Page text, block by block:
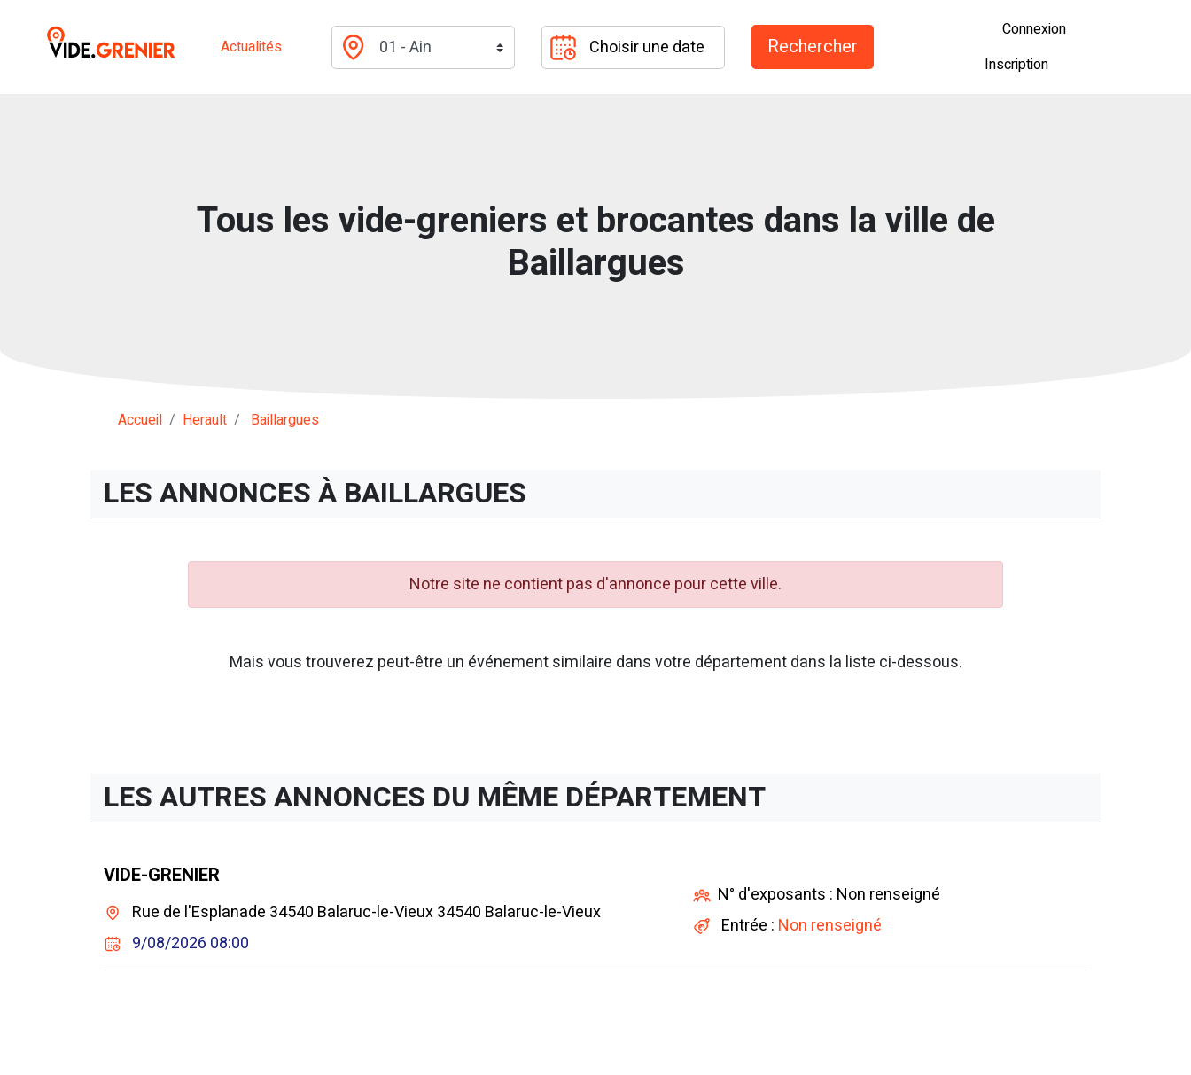
Actualités
Connexion
Inscription
Tous les vide-greniers et brocantes dans la ville de
Baillargues
Accueil Herault Baillargues
LES ANNONCES À BAILLARGUES
Notre site ne contient pas d'annonce pour cette ville.
Mais vous trouverez peut-être un événement similaire dans votre département dans la liste ci-dessous.
LES AUTRES ANNONCES DU MÊME DÉPARTEMENT
VIDE-GRENIER
Rue de l'Esplanade 34540 Balaruc-le-Vieux 34540 Balaruc-le-Vieux
9/08/2026 08:00
N° d'exposants : Non renseigné
Entrée : Non renseigné